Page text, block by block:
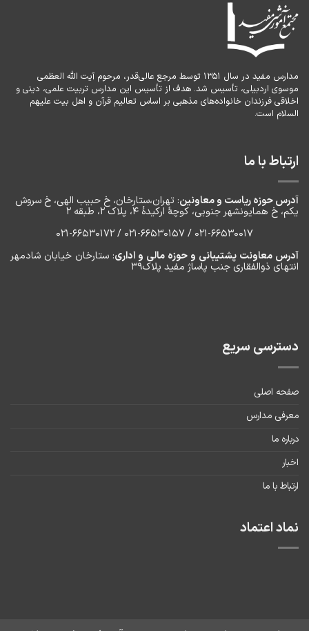
مدارس مفید در سال ۱۳۵۱ توسط مرجع عالی‌قدر، مرحوم آیت الله العظمی
موسوی اردبیلی، تأسیس شد. هدف از تأسیس این مدارس تربیت علمی، دینی و
اخلاقی فرزندان خانواده‌های مذهبی بر اساس تعالیم قرآن و اهل بیت علیهم
السلام است.
ارتباط با ما
آدرس حوزه ریاست و معاونین: تهران،ستارخان، خ حبیب الهی، خ سروش
یکم، خ‌ همایونشهر جنوبی، کوچۀ ارکیدۀ ۴، پلاک ۲، طبقه ۲
۰۲۱-66530017 / 021-66530157 / 021-66530172
آدرس معاونت پشتیبانی و حوزه مالی و اداری: ستارخان خیابان شادمهر
انتهای ذوالفقاری جنب پاساژ مفید پلاک۳۹
دسترسی سریع
صفحه اصلی
معرفی مدارس
درباره ما
اخبار
ارتباط با ما
نماد اعتماد